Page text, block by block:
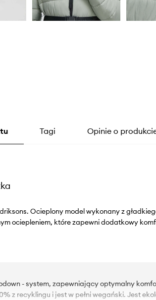
Tagi Opinie o
Ocieplony model wykonany z
ociepleniem, które zapewni dodatkowy
- system, zapewniający optymalny
z recyklingu i jest w pełni wegański. Jest